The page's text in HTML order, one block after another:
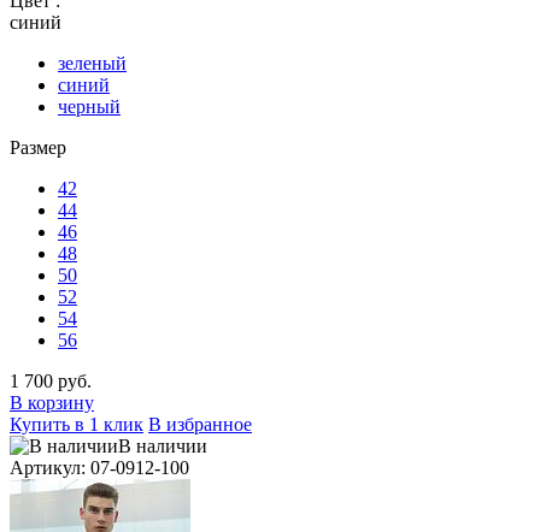
синий
зеленый
синий
черный
Размер
42
44
46
48
50
52
54
56
1 700 руб.
В корзину
Купить в 1 клик В избранное
В наличии
Артикул: 07-0912-100